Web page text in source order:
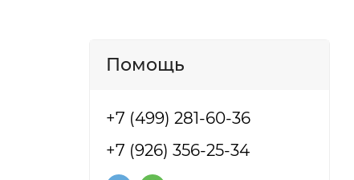
Помощь
+7 (499) 281-60-36
+7 (926) 356-25-34